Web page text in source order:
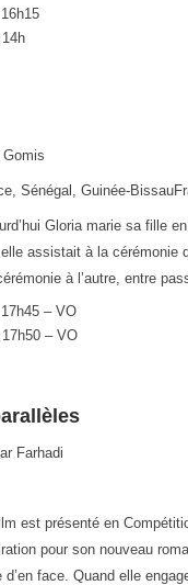
Sénégal, Guinée-
Gloria marie sa fille
assistait à la cérémonie
à l’autre, entre
– VO
– VO
Farhadi
est présenté en
pour son nouveau
d’en face. Quand elle